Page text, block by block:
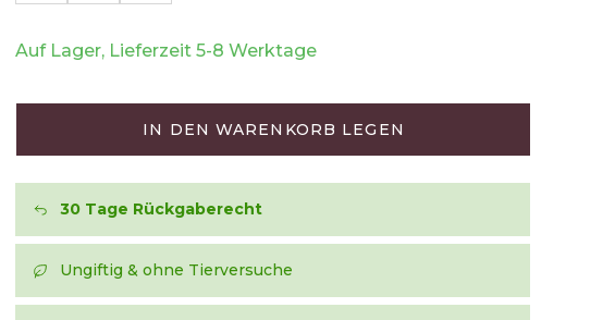
Auf Lager, Lieferzeit 5-8 Werktage
IN DEN WARENKORB LEGEN
30 Tage Rückgaberecht
Ungiftig & ohne Tierversuche